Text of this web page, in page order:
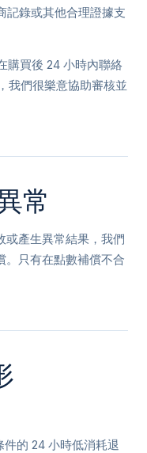
記錄或其他合理證據支
購買後 24 小時內聯絡
我們很樂意協助審核並
常
或產生異常結果，我們
。只有在點數補償不合
件的 24 小時低消耗退